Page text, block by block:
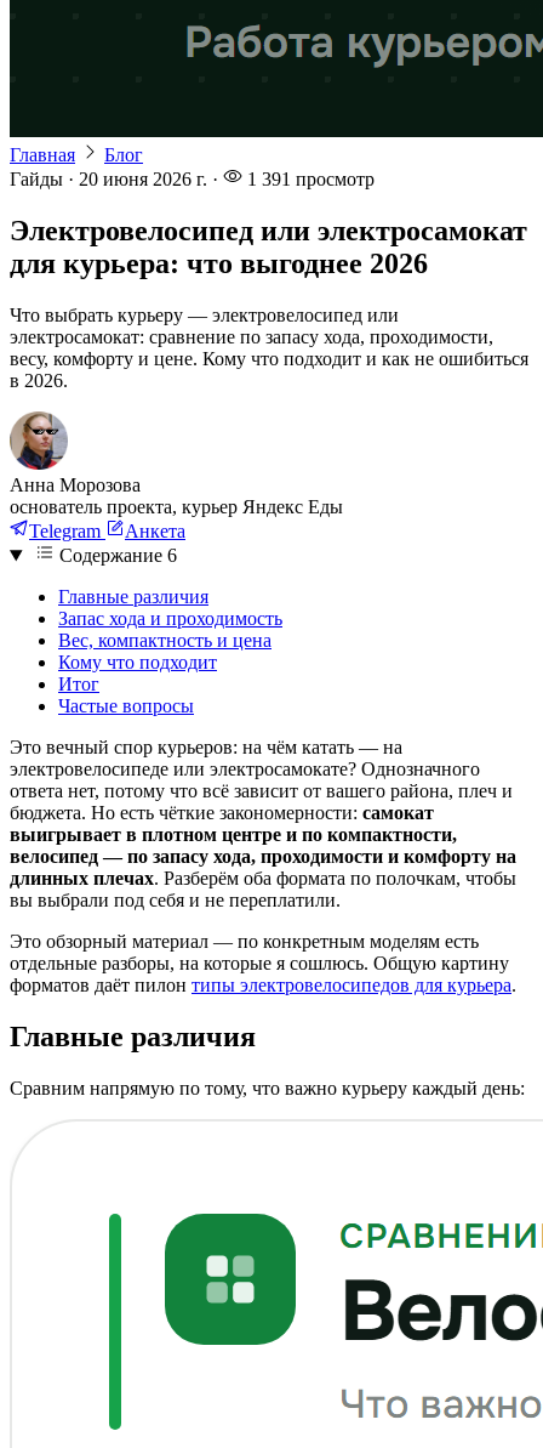
Главная
Блог
Гайды · 20 июня 2026 г. · 1 391 просмотр
Электровелосипед или электросамокат
для курьера: что выгоднее 2026
Что выбрать курьеру — электровелосипед или
электросамокат: сравнение по запасу хода, проходимости,
весу, комфорту и цене. Кому что подходит и как не ошибиться
в 2026.
Анна Морозова
основатель проекта, курьер Яндекс Еды
Telegram
Анкета
Содержание 6
Главные различия
Запас хода и проходимость
Вес, компактность и цена
Кому что подходит
Итог
Частые вопросы
Это вечный спор курьеров: на чём катать — на
электровелосипеде или электросамокате? Однозначного
ответа нет, потому что всё зависит от вашего района, плеч и
бюджета. Но есть чёткие закономерности: самокат
выигрывает в плотном центре и по компактности,
велосипед — по запасу хода, проходимости и комфорту на
длинных плечах. Разберём оба формата по полочкам, чтобы
вы выбрали под себя и не переплатили.
Это обзорный материал — по конкретным моделям есть
отдельные разборы, на которые я сошлюсь. Общую картину
форматов даёт пилон типы электровелосипедов для курьера.
Главные различия
Сравним напрямую по тому, что важно курьеру каждый день: